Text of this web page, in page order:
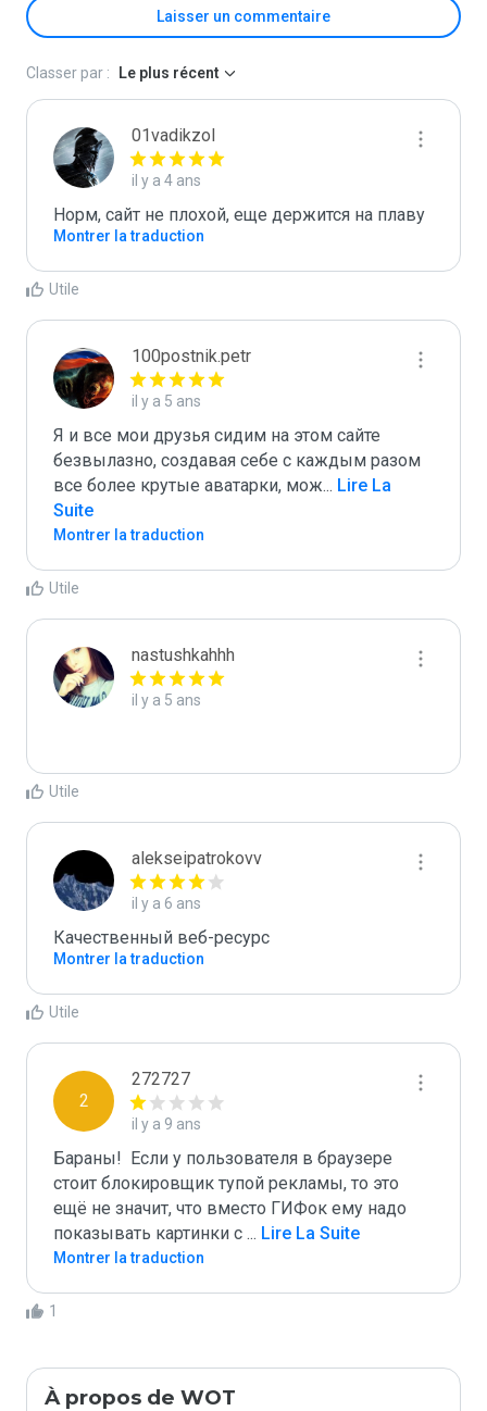
Laisser un commentaire
Classer par : Le plus récent
01vadikzol
il y a 4 ans
Норм, сайт не плохой, еще держится на плаву
Montrer la traduction
Utile
100postnik.petr
il y a 5 ans
Я и все мои друзья сидим на этом сайте
безвылазно, создавая себе с каждым разом
все более крутые аватарки, мож... Lire La
Suite
Montrer la traduction
Utile
nastushkahhh
il y a 5 ans
Utile
alekseipatrokovv
il y a 6 ans
Качественный веб-ресурс
Montrer la traduction
Utile
2
272727
il y a 9 ans
Бараны!  Если у пользователя в браузере
стоит блокировщик тупой рекламы, то это
ещё не значит, что вместо ГИФок ему надо
показывать картинки с ... Lire La Suite
Montrer la traduction
1
À propos de WOT